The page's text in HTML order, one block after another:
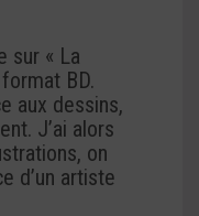
sur « La
BD.
aux dessins,
J’ai alors
on
d’un artiste